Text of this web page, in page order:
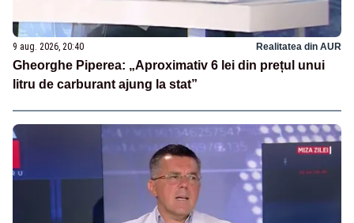
9 aug. 2026, 20:40 Realitatea din AUR
Gheorghe Piperea: „Aproximativ 6 lei din prețul unui
litru de carburant ajung la stat”